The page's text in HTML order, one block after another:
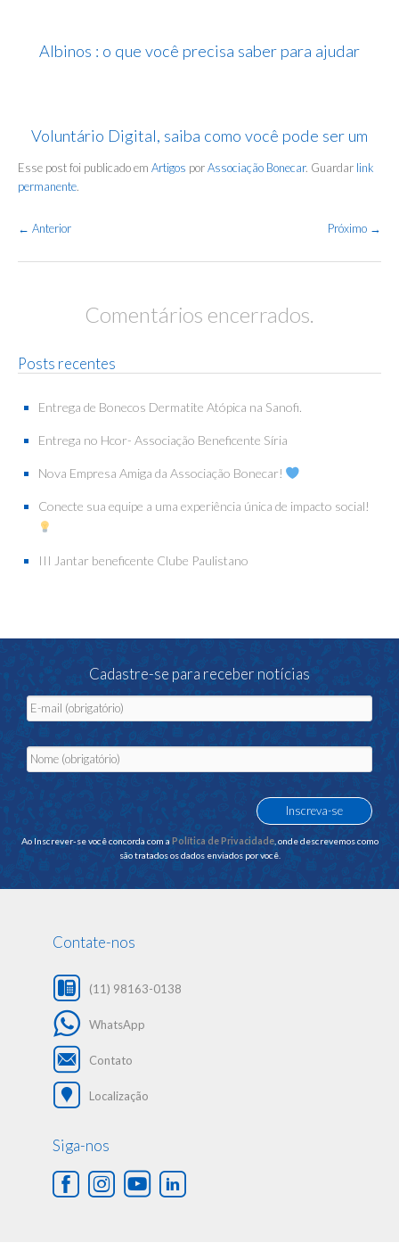
Albinos : o que você precisa saber para ajudar
Voluntário Digital, saiba como você pode ser um
Esse post foi publicado em Artigos porAssociação Bonecar. Guardar link
permanente.
Navegação
← Anterior Próximo →
Comentários encerrados.
Posts recentes
Entrega de Bonecos Dermatite Atópica na Sanofi.
Entrega no Hcor- Associação Beneficente Síria
Nova Empresa Amiga da Associação Bonecar!
Conecte sua equipe a uma experiência única de impacto social!
III Jantar beneficente Clube Paulistano
Cadastre-se para receber notícias
Ao Inscrever-se você concorda com a Política de Privacidade, onde descrevemos como
são tratados os dados enviados por você.
Contate-nos
(11) 98163-0138
WhatsApp
Contato
Localização
Siga-nos